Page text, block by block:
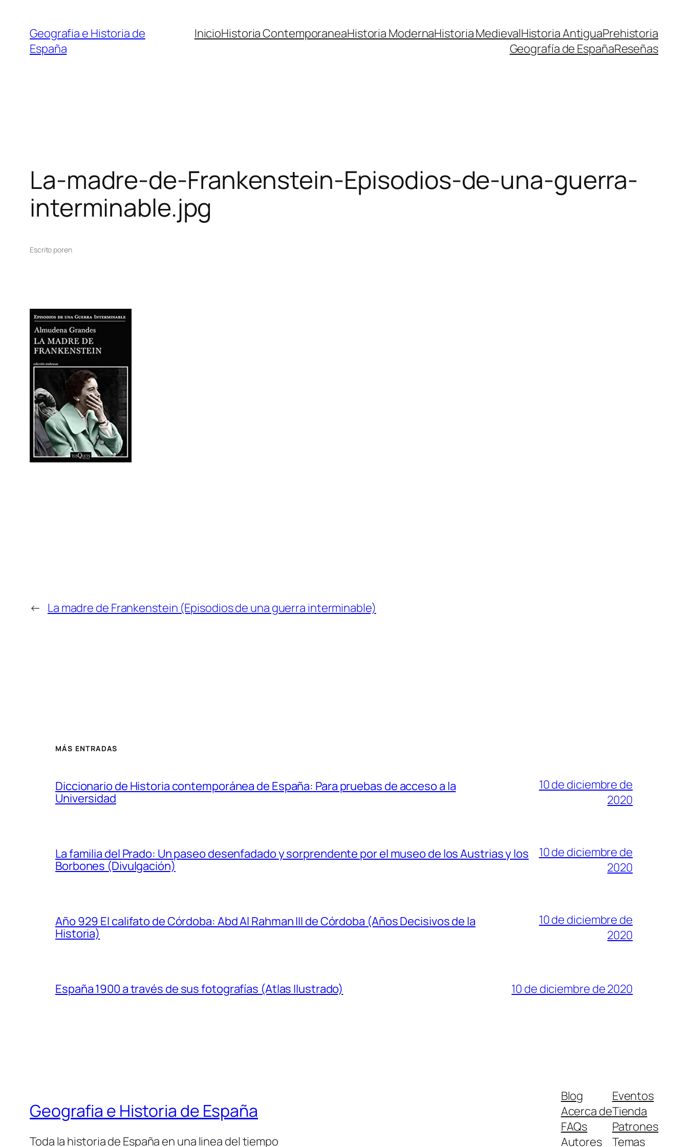
contenido
Geografia e Historia de
España
InicioHistoria ContemporaneaHistoria ModernaHistoria MedievalHistoria AntiguaPrehistoria
Geografía de EspañaReseñas
La-madre-de-Frankenstein-Episodios-de-una-guerra-
interminable.jpg
Escrito poren
← La madre de Frankenstein (Episodios de una guerra interminable)
MÁS ENTRADAS
Diccionario de Historia contemporánea de España: Para pruebas de acceso a la
Universidad
10 de diciembre de
2020
La familia del Prado: Un paseo desenfadado y sorprendente por el museo de los Austrias y los
Borbones (Divulgación)
10 de diciembre de
2020
Año 929 El califato de Córdoba: Abd Al Rahman III de Córdoba (Años Decisivos de la
Historia)
10 de diciembre de
2020
España 1900 a través de sus fotografías (Atlas Ilustrado) 10 de diciembre de 2020
Geografia e Historia de España
Toda la historia de España en una linea del tiempo
Blog
Acerca de
FAQs
Autores
Eventos
Tienda
Patrones
Temas